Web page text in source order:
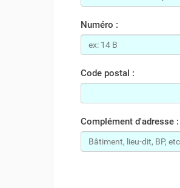
Numéro :
Code postal :
Complément d'adresse :